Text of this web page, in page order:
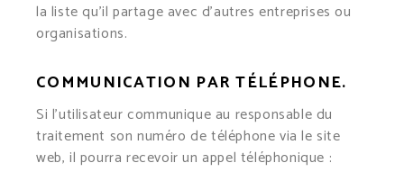
la liste qu’il partage avec d’autres entreprises ou
organisations.
COMMUNICATION PAR TÉLÉPHONE.
Si l’utilisateur communique au responsable du
traitement son numéro de téléphone via le site
web, il pourra recevoir un appel téléphonique :